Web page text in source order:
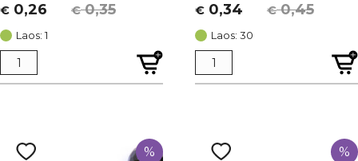
€0,35
Algne
hind
oli:
€ 0,35.
€ 0,26
Current
price
is:
€ 0,26.
Laos: 1
€0,45
Algne
hind
oli:
€ 0,45.
€ 0,34
Current
price
is:
€ 0,34.
Laos: 30
% %